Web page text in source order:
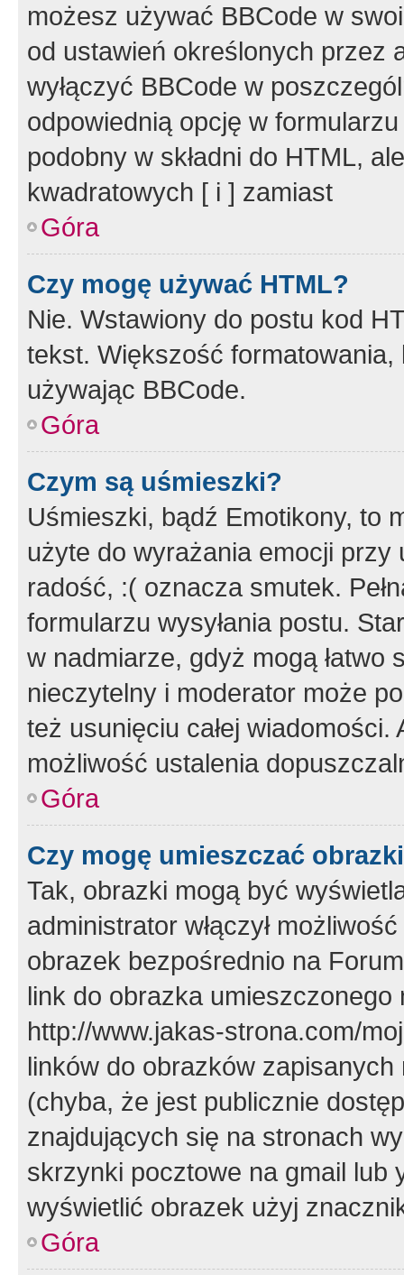
możesz używać BBCode w
od ustawień określonych przez
wyłączyć BBCode w
odpowiednią opcję w
podobny w składni do HTML,
kwadratowych [ i ] zamiast
Góra
Czy mogę używać HTML?
Nie. Wstawiony do postu kod
tekst. Większość
używając BBCode.
Góra
Czym są uśmieszki?
Uśmieszki, bądź Emotikony, to
użyte do wyrażania emocji
radość, :( oznacza smutek.
formularzu wysyłania postu.
w nadmiarze, gdyż mogą
nieczytelny i moderator może
też usunięciu całej
możliwość ustalenia
Góra
Czy mogę umieszczać
Tak, obrazki mogą być
administrator włączył
obrazek bezpośrednio na
link do obrazka
http://www.jakas-strona.com/
linków do obrazków
(chyba, że jest publicznie
znajdujących się na stronach
skrzynki pocztowe na gmail lub
wyświetlić obrazek użyj
Góra